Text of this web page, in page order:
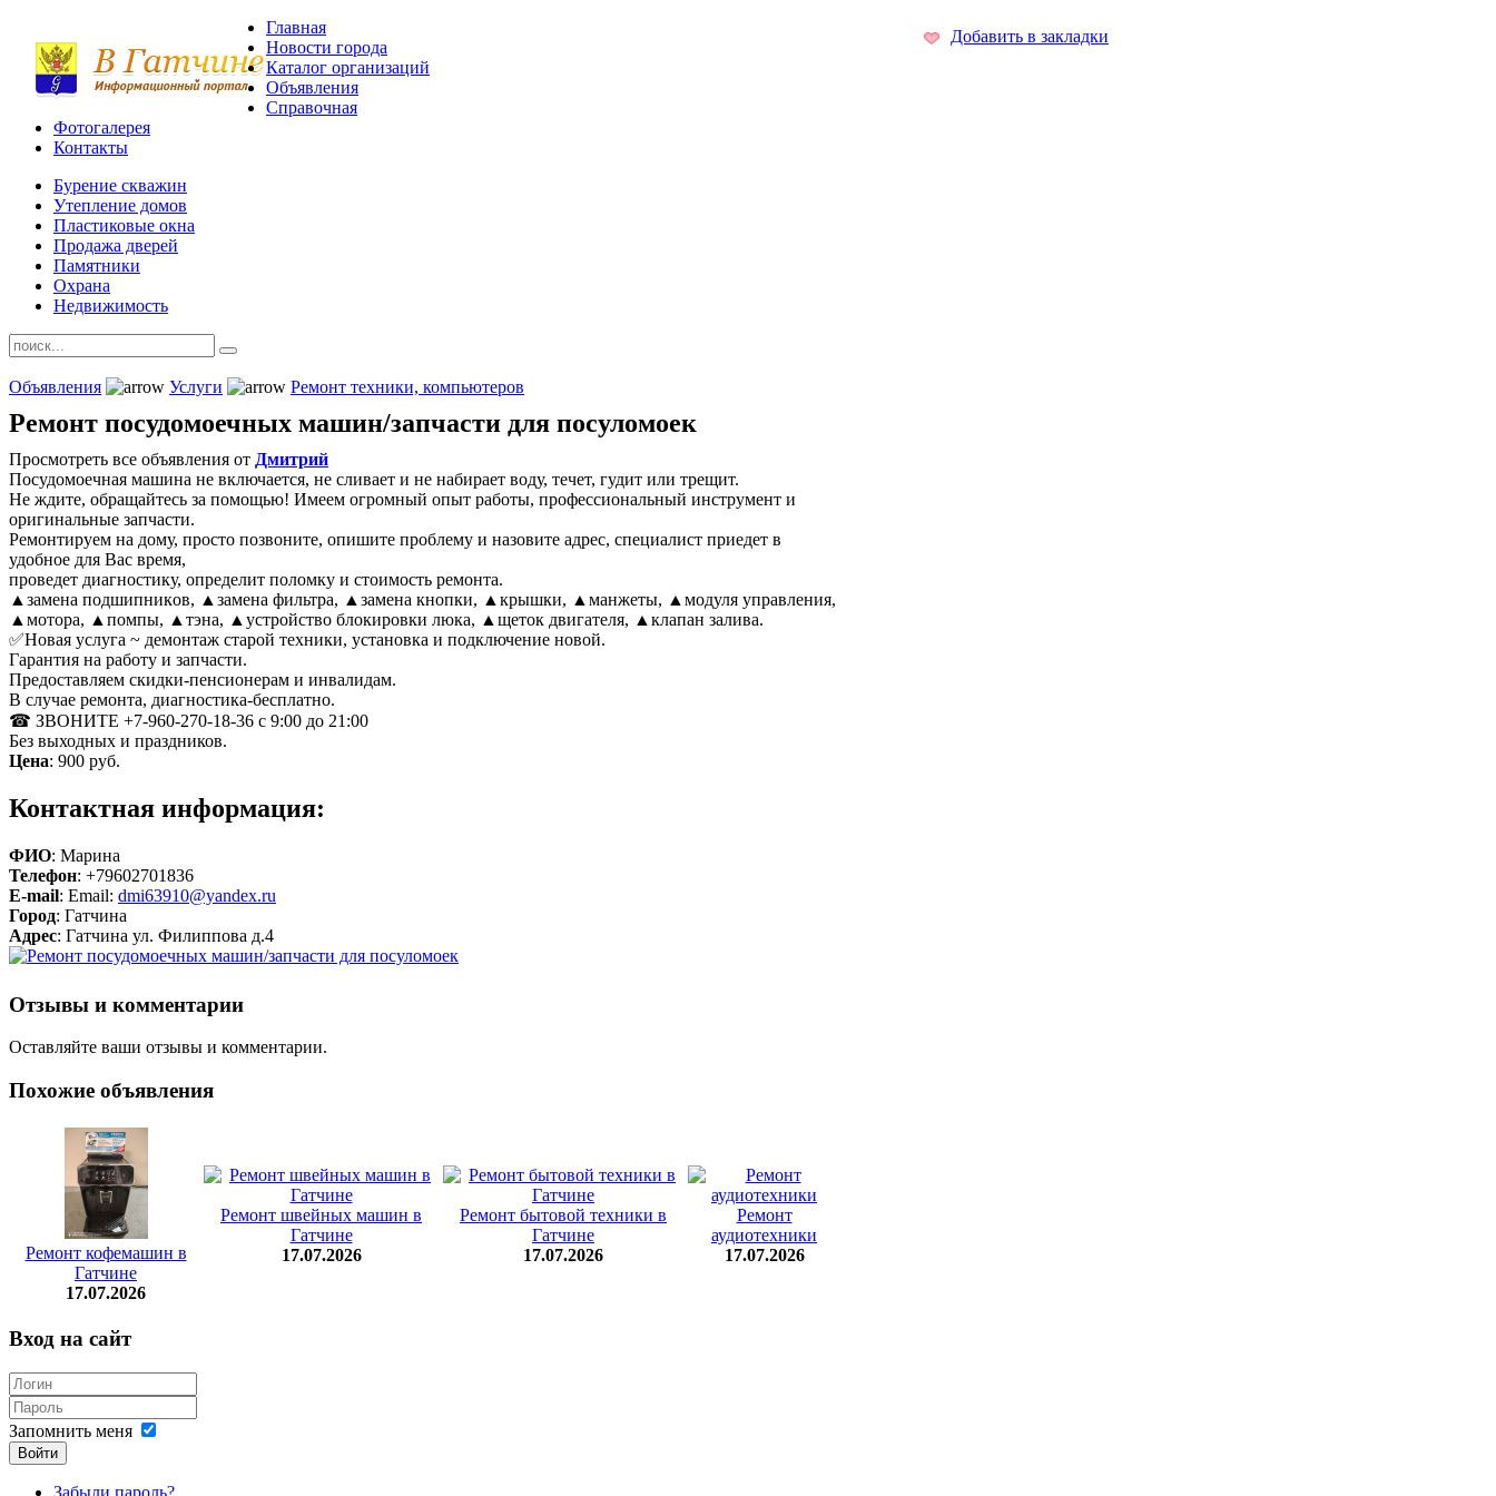
Добавить в закладки
Главная
Новости города
Каталог организаций
Объявления
Справочная
Фотогалерея
Контакты
Бурение скважин
Утепление домов
Пластиковые окна
Продажа дверей
Памятники
Охрана
Недвижимость
Объявления Услуги Ремонт техники, компьютеров
Ремонт посудомоечных машин/запчасти для посуломоек
Просмотреть все объявления от Дмитрий
Посудомоечная машина не включается, не сливает и не набирает воду, течет, гудит или трещит.
Не ждите, обращайтесь за помощью! Имеем огромный опыт работы, профессиональный инструмент и
оригинальные запчасти.
Ремонтируем на дому, просто позвоните, опишите проблему и назовите адрес, специалист приедет в
удобное для Вас время,
проведет диагностику, определит поломку и стоимость ремонта.
▲зaменa подшипникoв, ▲замена фильтра, ▲замена кнопки, ▲крышки, ▲манжеты, ▲модуля управления,
▲мотора, ▲помпы, ▲тэна, ▲устройство блокировки люка, ▲щеток двигателя, ▲клапан залива.
✅Новая услуга ~ демонтаж старой техники, установка и подключение новой.
Гарантия на работу и запчасти.
Предоставляем скидки-пенсионерам и инвалидам.
В случае ремонта, диагностика-бесплатно.
☎ ЗВОНИТЕ +7-960-270-18-36 с 9:00 до 21:00
Без выходных и праздников.
Цена: 900 руб.
Контактная информация:
ФИО: Марина
Телефон: +79602701836
E-mail: Email: dmi63910@yandex.ru
Город: Гатчина
Адрес: Гатчина ул. Филиппова д.4
Отзывы и комментарии
Оставляйте ваши отзывы и комментарии.
Похожие объявления
Ремонт кофемашин в
Гатчине
17.07.2026
Ремонт швейных машин в
Гатчине
17.07.2026
Ремонт бытовой техники в
Гатчине
17.07.2026
Ремонт
аудиотехники
17.07.2026
Вход на сайт
Запомнить меня
Войти